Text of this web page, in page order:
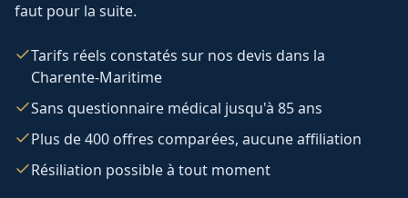
faut pour la suite.
Tarifs réels constatés sur nos devis dans la
Charente-Maritime
Sans questionnaire médical jusqu'à 85 ans
Plus de 400 offres comparées, aucune affiliation
Résiliation possible à tout moment